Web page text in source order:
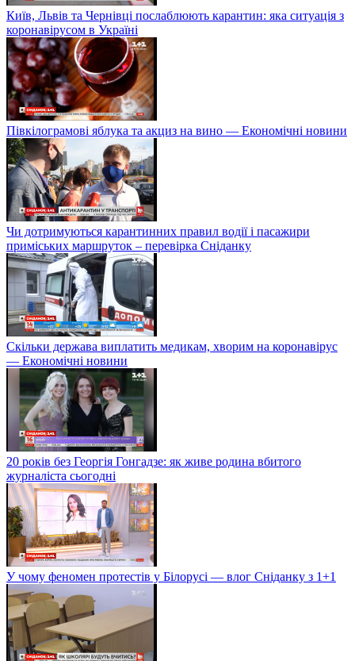
Київ, Львів та Чернівці послаблюють карантин: яка ситуація з
коронавірусом в Україні
Півкілограмові яблука та акциз на вино — Економічні новини
Чи дотримуються карантинних правил водії і пасажири
приміських маршруток – перевірка Сніданку
Скільки держава виплатить медикам, хворим на коронавірус
— Економічні новини
20 років без Георгія Гонгадзе: як живе родина вбитого
журналіста сьогодні
У чому феномен протестів у Білорусі — влог Сніданку з 1+1